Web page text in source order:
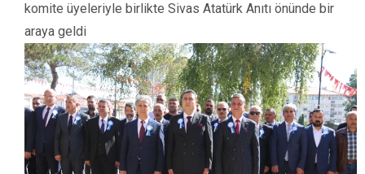
komite üyeleriyle birlikte Sivas Atatürk Anıtı önünde bir
araya geldi